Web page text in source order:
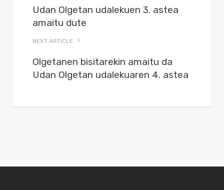
Udan Olgetan udalekuen 3. astea
amaitu dute
NEXT ARTICLE
Olgetanen bisitarekin amaitu da
Udan Olgetan udalekuaren 4. astea